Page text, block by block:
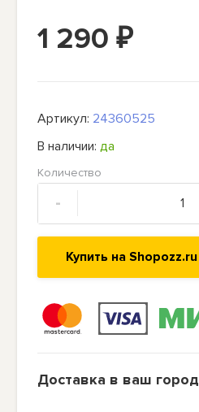
1 290₽
Артикул: 24360525
В наличии:да
Количество
-
Купить на Shopozz.ru
Доставка в ваш город